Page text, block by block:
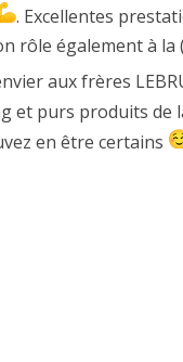
. Excellentes
rôle également à la
aux frères
et purs produits de
en être certains